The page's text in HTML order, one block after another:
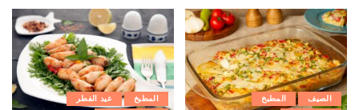
الصيف
المطبخ
المطبخ
عيد الفطر